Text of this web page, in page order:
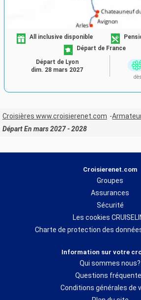
All inclusive disponible
Départ de France
dès
Départ de Lyon
dim. 28 mars 2027
Croisières www.croisierenet.com
Départ En mars 2027 - 2028
Croisierenet.com
Groupes
Assurances
Sécurité
Les cookies
Charte de protection des
Information sur votre
Qui sommes nous?
Questions
Conditions générales de